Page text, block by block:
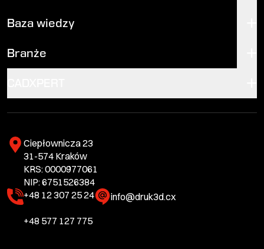
Baza wiedzy
Branże
Ciepłownicza 23
31-574 Kraków
KRS: 0000977061
NIP: 6751526384
+48 12 307 25 24
+48 577 127 775
info@druk3d.cx